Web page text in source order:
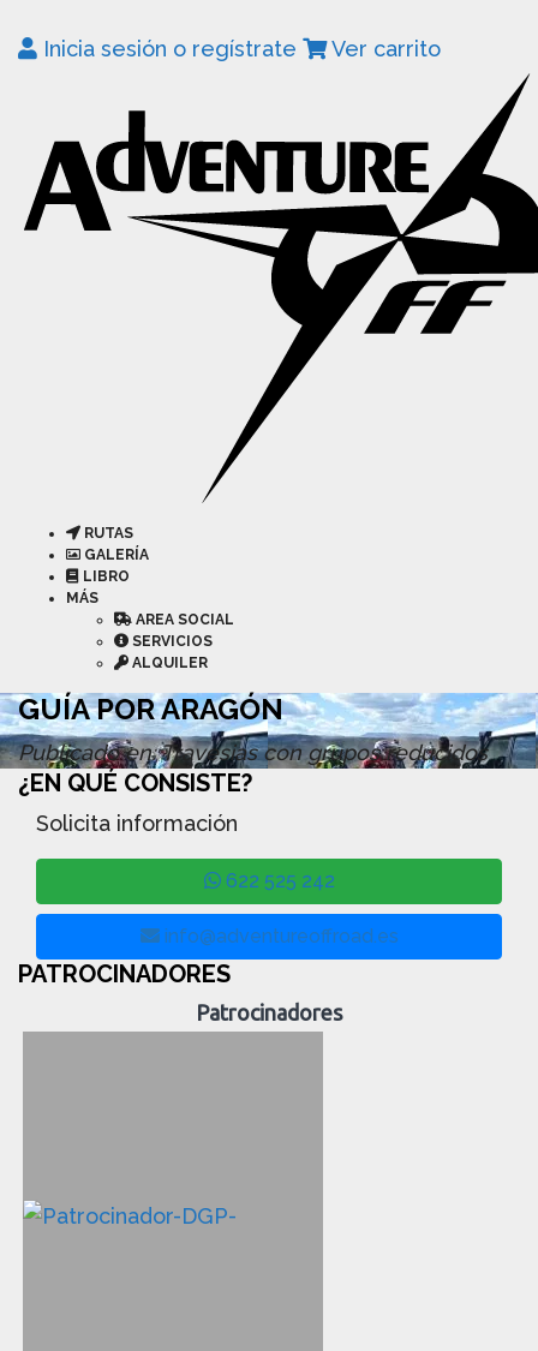
Inicia sesión o regístrate Ver carrito
RUTAS
GALERÍA
LIBRO
MÁS
AREA SOCIAL
SERVICIOS
ALQUILER
GUÍA POR ARAGÓN
Publicado en: Travesias con grupos reducidos
¿EN QUÉ CONSISTE?
Solicita información
622 525 242
info@adventureoffroad.es
PATROCINADORES
Patrocinadores